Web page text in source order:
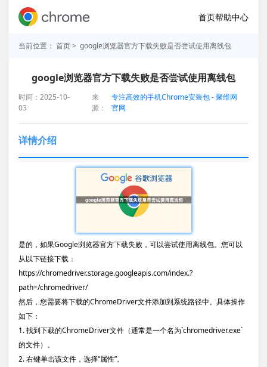
首页帮助中心
当前位置： 首页> google浏览器官方下载失败是否尝试使用离线包
google浏览器官方下载失败是否尝试使用离线包
时间：2025-10-
03
来
源：
专注高效的手机Chrome安装包 - 聚维网
官网
详情介绍
是的，如果Google浏览器官方下载失败，可以尝试使用离线包。您可以
从以下链接下载：
https://chromedriver.storage.googleapis.com/index.?
path=/chromedriver/
然后，您需要将下载的ChromeDriver文件添加到系统路径中。具体操作
如下：
1. 找到下载的ChromeDriver文件（通常是一个名为`chromedriver.exe`
的文件）。
2. 右键单击该文件，选择“属性”。